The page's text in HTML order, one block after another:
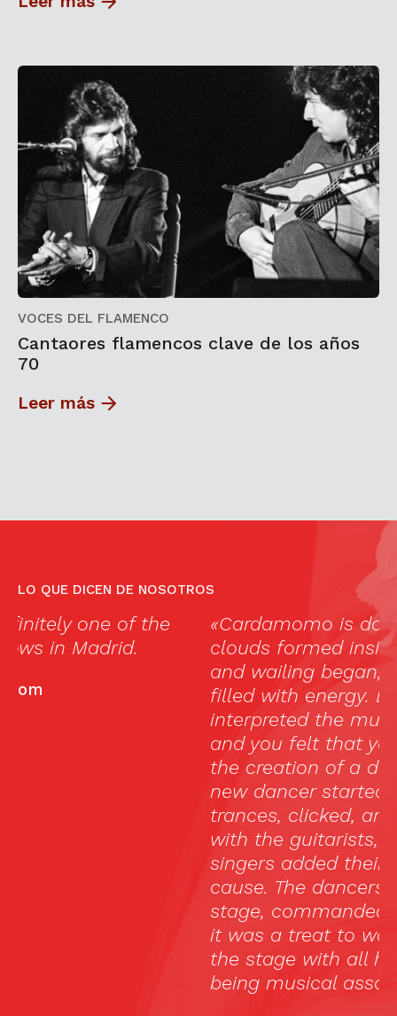
VOCES DEL FLAMENCO
Cantaores flamencos clave de los años
70
Leer más
LO QUE DICEN DE NOSOTROS
«Cardamomo is dark, tight, and as the
clouds formed inside, and the dancing
and wailing began, the rooms became
filled with energy. Each of the dancers
interpreted the music, as they saw fit,
and you felt that you were watching
the creation of a dance, every time a
new dancer started…dancers entered
trances, clicked, and clocked, rapped
with the guitarists, all the while the
singers added their inspiration to the
cause. The dancers, while on this small
stage, commanded the audience, and
it was a treat to watch them walk off
the stage with all humbleness, after
being musical assassins on stage.»